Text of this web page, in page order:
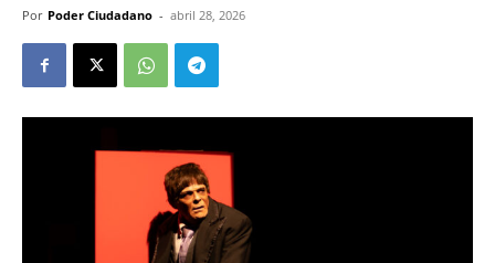
Por Poder Ciudadano - abril 28, 2026